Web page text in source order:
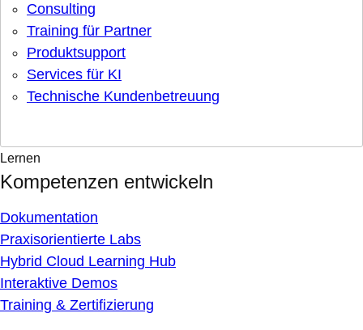
Consulting
Training für Partner
Produktsupport
Services für KI
Technische Kundenbetreuung
Lernen
Kompetenzen entwickeln
Dokumentation
Praxisorientierte Labs
Hybrid Cloud Learning Hub
Interaktive Demos
Training & Zertifizierung